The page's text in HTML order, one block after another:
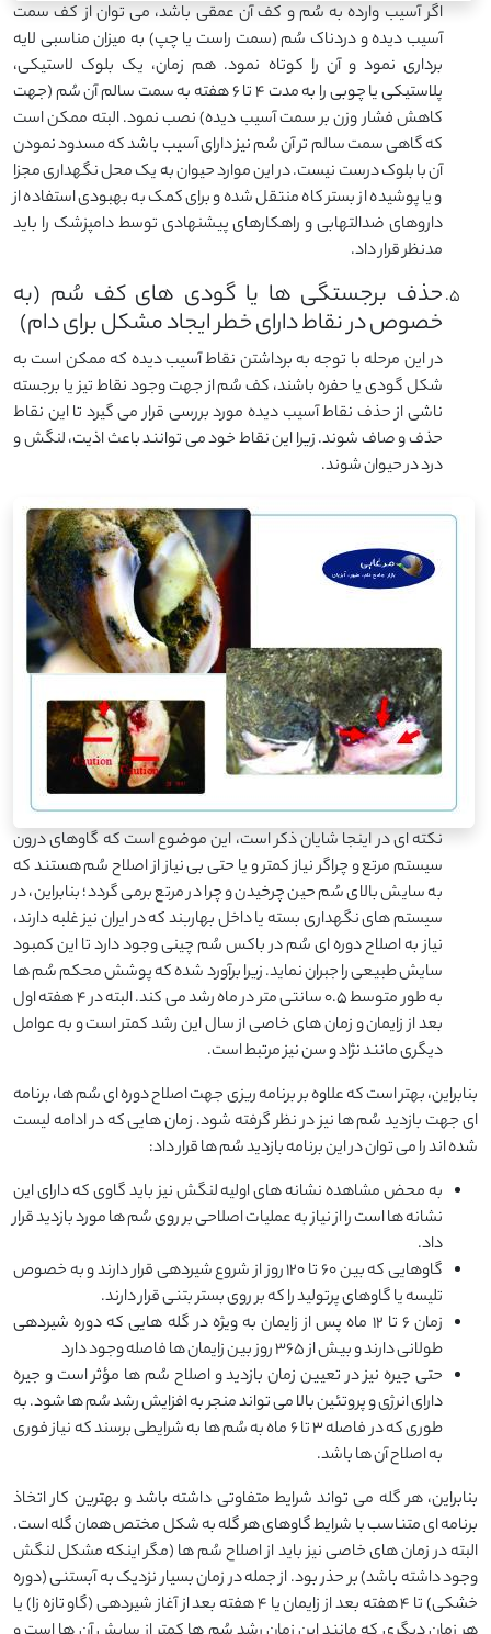
اگر آسیب وارده به سُم و کف آن عمقی باشد، می توان از کف سمت
آسیب دیده و دردناک سُم (سمت راست یا چپ) به میزان مناسبی لایه
برداری نمود و آن را کوتاه نمود. هم زمان، یک بلوک لاستیکی،
پلاستیکی یا چوبی را به مدت ۴ تا ۶ هفته به سمت سالم آن سُم (جهت
کاهش فشار وزن بر سمت آسیب دیده) نصب نمود. البته ممکن است
که گاهی سمت سالم تر آن سُم نیز دارای آسیب باشد که مسدود نمودن
آن با بلوک درست نیست. در این موارد حیوان به یک محل نگهداری مجزا
و یا پوشیده از بستر کاه منتقل شده و برای کمک به بهبودی استفاده از
داروهای ضدالتهابی و راهکارهای پیشنهادی توسط دامپزشک را باید
مدنظر قرار داد.
حذف برجستگی ها یا گودی های کف سُم (به
خصوص در نقاط دارای خطر ایجاد مشکل برای دام)
در این مرحله با توجه به برداشتن نقاط آسیب دیده که ممکن است به
شکل گودی یا حفره باشند، کف سُم از جهت وجود نقاط تیز یا برجسته
ناشی از حذف نقاط آسیب دیده مورد بررسی قرار می گیرد تا این نقاط
حذف و صاف شوند. زیرا این نقاط خود می توانند باعث اذیت، لنگش و
درد در حیوان شوند.
نکته ای در اینجا شایان ذکر است، این موضوع است که گاوهای درون
سیستم مرتع و چراگر نیاز کمتر و یا حتی بی نیاز از اصلاح سُم هستند که
به سایش بالای سُم حین چرخیدن و چرا در مرتع برمی گردد؛ بنابراین، در
سیستم های نگهداری بسته یا داخل بهاربند که در ایران نیز غلبه دارند،
نیاز به اصلاح دوره ای سُم در باکس سُم چینی وجود دارد تا این کمبود
سایش طبیعی را جبران نماید. زیرا برآورد شده که پوشش محکم سُم ها
به طور متوسط ۰.۵ سانتی متر در ماه رشد می کند. البته در ۴ هفته اول
بعد از زایمان و زمان های خاصی از سال این رشد کمتر است و به عوامل
دیگری مانند نژاد و سن نیز مرتبط است.
بنابراین، بهتر است که علاوه بر برنامه ریزی جهت اصلاح دوره ای سُم ها، برنامه
ای جهت بازدید سُم ها نیز در نظر گرفته شود. زمان هایی که در ادامه لیست
شده اند را می توان در این برنامه بازدید سُم ها قرار داد:
به محض مشاهده نشانه های اولیه لنگش نیز باید گاوی که دارای این
نشانه ها است را از نیاز به عملیات اصلاحی بر روی سُم ها مورد بازدید قرار
داد.
گاوهایی که بین ۶۰ تا ۱۲۰ روز از شروع شیردهی قرار دارند و به خصوص
تلیسه یا گاوهای پرتولید را که بر روی بستر بتنی قرار دارند.
زمان ۶ تا ۱۲ ماه پس از زایمان به ویژه در گله هایی که دوره شیردهی
طولانی دارند و بیش از ۳۶۵ روز بین زایمان ها فاصله وجود دارد
حتی جیره نیز در تعیین زمان بازدید و اصلاح سُم ها مؤثر است و جیره
دارای انرژی و پروتئین بالا می تواند منجر به افزایش رشد سُم ها شود. به
طوری که در فاصله ۳ تا ۶ ماه به سُم ها به شرایطی برسند که نیاز فوری
به اصلاح آن ها باشد.
بنابراین، هر گله می تواند شرایط متفاوتی داشته باشد و بهترین کار اتخاذ
برنامه ای متناسب با شرایط گاوهای هر گله به شکل مختص همان گله است.
البته در زمان های خاصی نیز باید از اصلاح سُم ها (مگر اینکه مشکل لنگش
وجود داشته باشد) بر حذر بود. از جمله در زمان بسیار نزدیک به آبستنی (دوره
خشکی) تا 4 هفته بعد از زایمان یا 4 هفته بعد از آغاز شیردهی (گاو تازه زا) یا